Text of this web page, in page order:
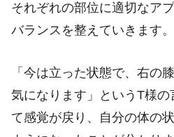
それぞれの部位に適切なア
バランスを整えていきます。
「今は立った状態で、右の
気になります」というT様
て感覚が戻り、自分の体の